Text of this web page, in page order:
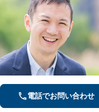
電話でお問い合わせ